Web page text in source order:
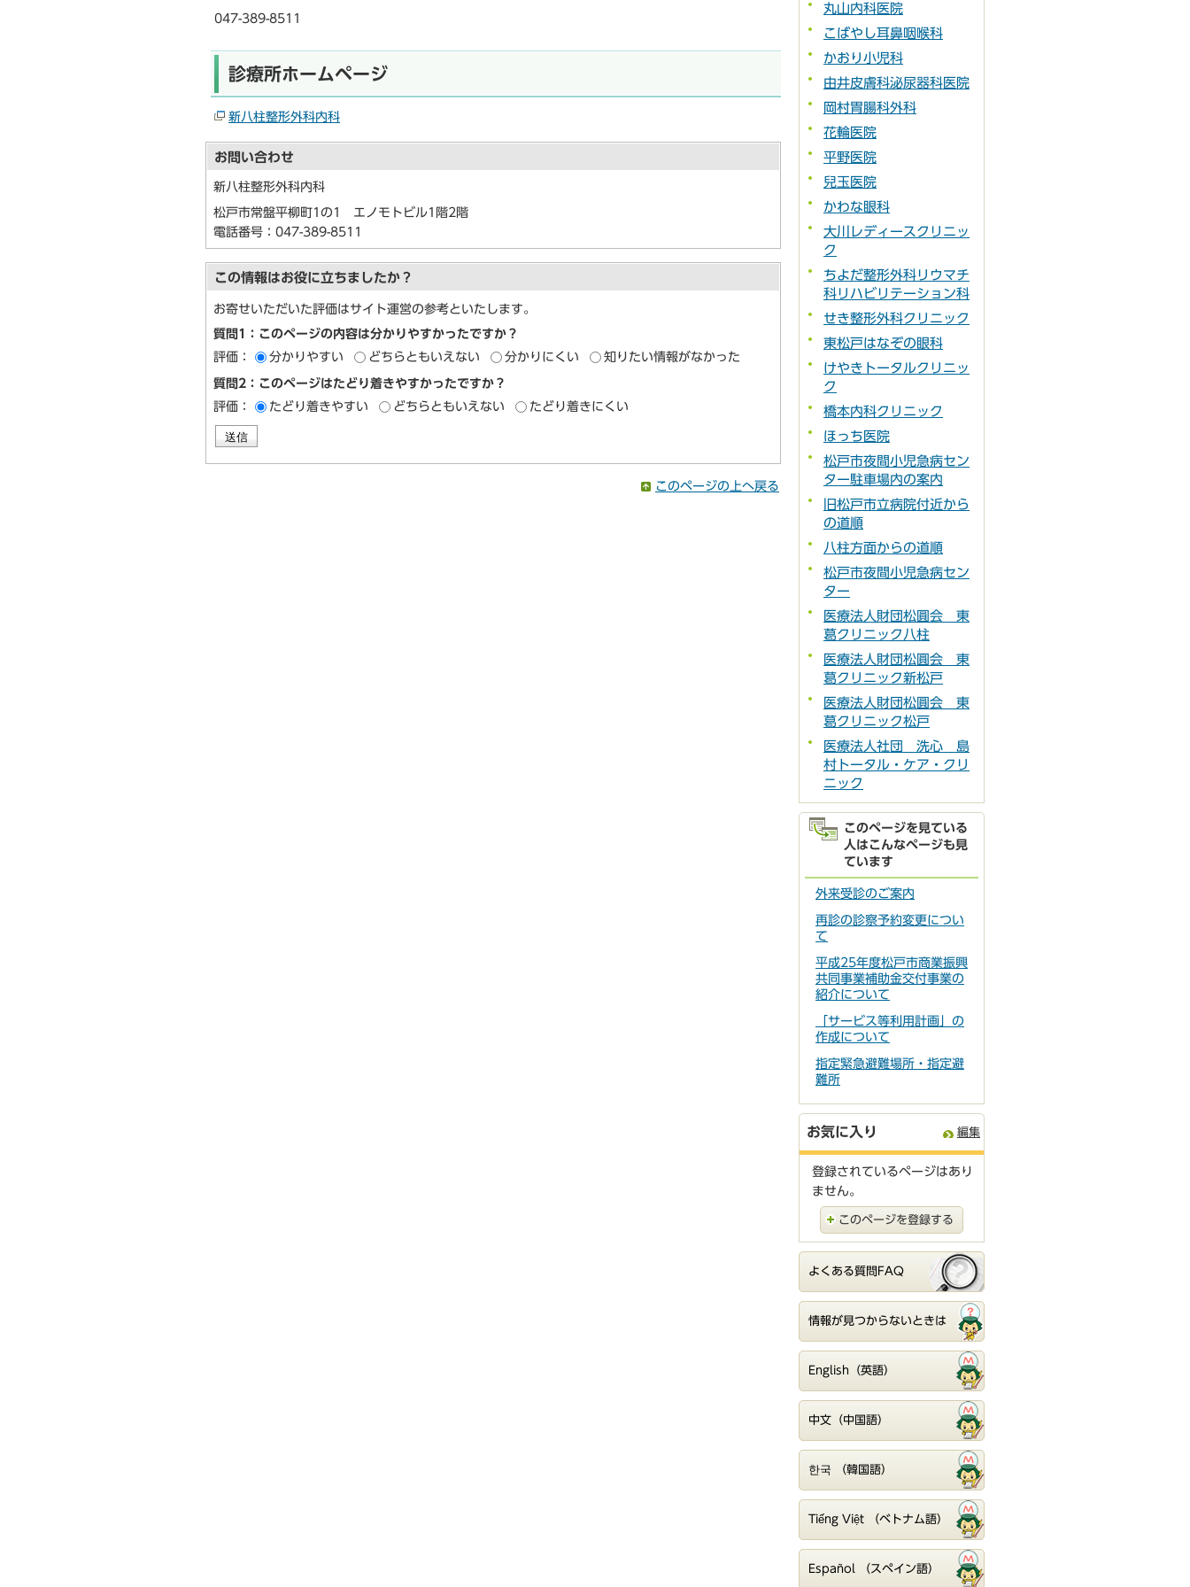
047-389-8511
診療所ホームページ
新八柱整形外科内科
お問い合わせ
新八柱整形外科内科
松戸市常盤平柳町1の1 エノモトビル1階2階
電話番号： 047-389-8511
この情報はお役に立ちましたか？
お寄せいただいた評価はサイト運営の参考といたします。
質問1：このページの内容は分かりやすかったですか？
評価：
分かりやすい どちらともいえない 分かりにくい 知りたい情報がなかった
質問2：このページはたどり着きやすかったですか？
評価：
たどり着きやすい どちらともいえない たどり着きにくい
このページの上へ戻る
丸山内科医院
こばやし耳鼻咽喉科
かおり小児科
由井皮膚科泌尿器科医院
岡村胃腸科外科
花輪医院
平野医院
兒玉医院
かわな眼科
大川レディースクリニッ
ク
ちよだ整形外科リウマチ
科リハビリテーション科
せき整形外科クリニック
東松戸はなぞの眼科
けやきトータルクリニッ
ク
橋本内科クリニック
ほっち医院
松戸市夜間小児急病セン
ター駐車場内の案内
旧松戸市立病院付近から
の道順
八柱方面からの道順
松戸市夜間小児急病セン
ター
医療法人財団松圓会 東
葛クリニック八柱
医療法人財団松圓会 東
葛クリニック新松戸
医療法人財団松圓会 東
葛クリニック松戸
医療法人社団 洗心 島
村トータル・ケア・クリ
ニック
このページを見ている
人はこんなページも見
ています
外来受診のご案内
再診の診察予約変更につい
て
平成25年度松戸市商業振興
共同事業補助金交付事業の
紹介について
「サービス等利用計画」の
作成について
指定緊急避難場所・指定避
難所
お気に入り 編集
登録されているページはあり
ません。
このページを登録する
よくある質問FAQ
情報が見つからないときは
English（英語）
中文（中国語）
한국 （韓国語）
Tiếng Việt （ベトナム語）
Español （スペイン語）